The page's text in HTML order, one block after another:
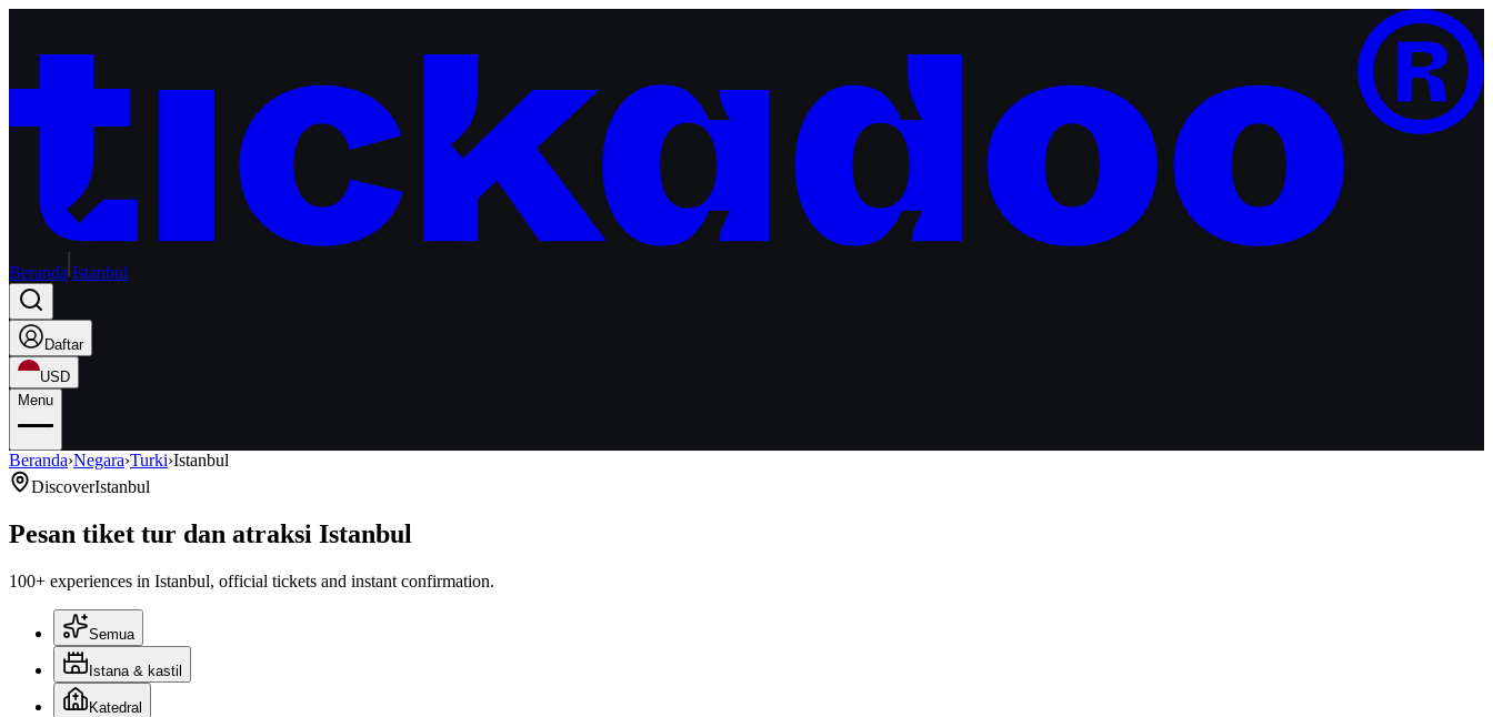
Beranda Istanbul
Daftar
USD
Menu
Beranda›Negara›Turki›Istanbul
DiscoverIstanbul
Pesan tiket tur dan atraksi Istanbul
100+ experiences in Istanbul, official tickets and instant confirmation.
Semua
Istana & kastil
Katedral